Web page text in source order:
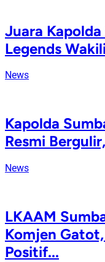
Juara
Legends
News
Kapolda
Resmi
News
LKAAM
Komjen
Positif...